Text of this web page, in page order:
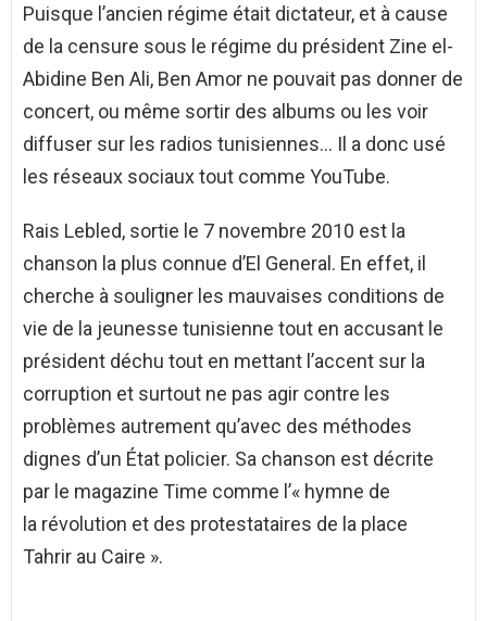
Puisque l’ancien régime était dictateur, et à cause
de la censure sous le régime du président Zine el-
Abidine Ben Ali, Ben Amor ne pouvait pas donner de
concert, ou même sortir des albums ou les voir
diffuser sur les radios tunisiennes… Il a donc usé
les réseaux sociaux tout comme YouTube.
Rais Lebled, sortie le 7 novembre 2010 est la
chanson la plus connue d’El General. En effet, il
cherche à souligner les mauvaises conditions de
vie de la jeunesse tunisienne tout en accusant le
président déchu tout en mettant l’accent sur la
corruption et surtout ne pas agir contre les
problèmes autrement qu’avec des méthodes
dignes d’un État policier. Sa chanson est décrite
par le magazine Time comme l’« hymne de
la révolution et des protestataires de la place
Tahrir au Caire ».